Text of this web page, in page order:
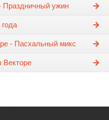
Праздничный ужин
- Пасхальный микс
Векторе